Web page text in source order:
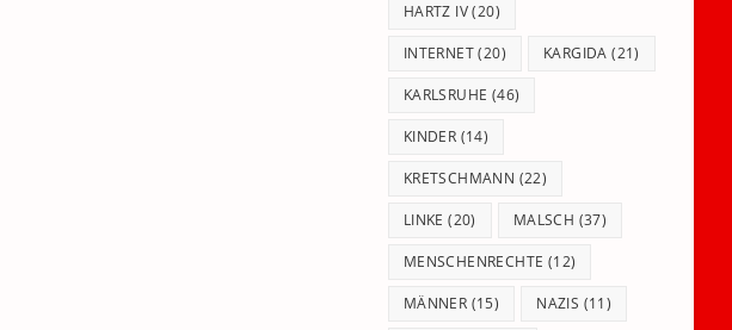
HARTZ IV(20)
INTERNET(20) KARGIDA (21)
KARLSRUHE (46)
KINDER (14)
KRETSCHMANN (22)
LINKE (20) MALSCH (37)
MENSCHENRECHTE (12)
MÄNNER (15) NAZIS (11)